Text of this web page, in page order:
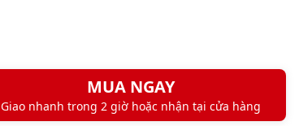
MUA NGAY
Giao nhanh trong 2 giờ hoặc nhận tại cửa hàng